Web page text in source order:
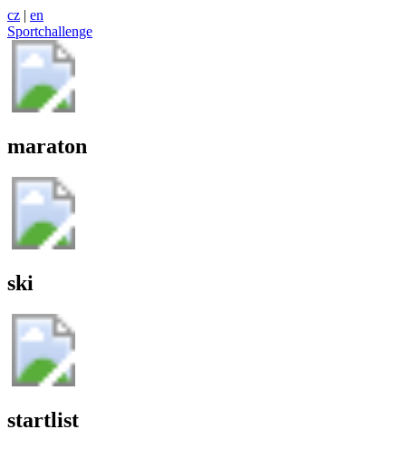
cz | en
Sportchallenge
maraton
ski
startlist